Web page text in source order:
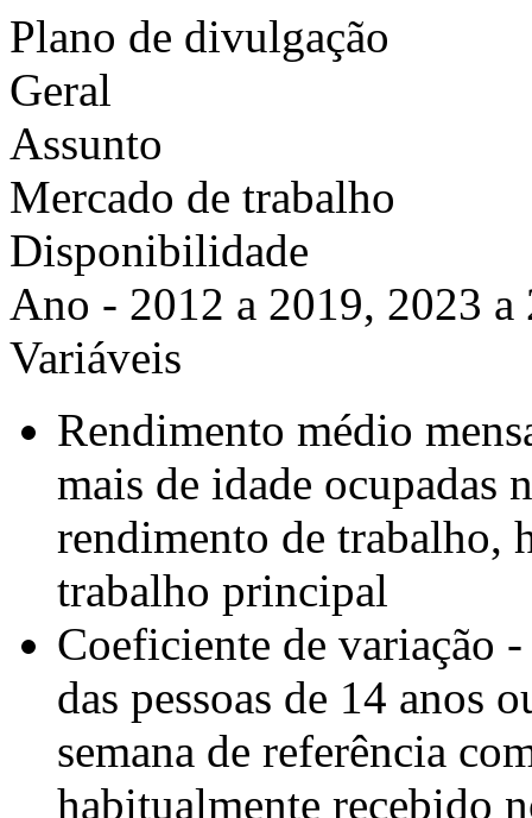
Plano de divulgação
Geral
Assunto
Mercado de trabalho
Disponibilidade
Ano - 2012 a 2019, 2023 a
Variáveis
Rendimento médio
mais de idade ocupadas
rendimento de trabalho,
trabalho principal
Coeficiente de variação
das pessoas de 14 anos
semana de referência
habitualmente recebido